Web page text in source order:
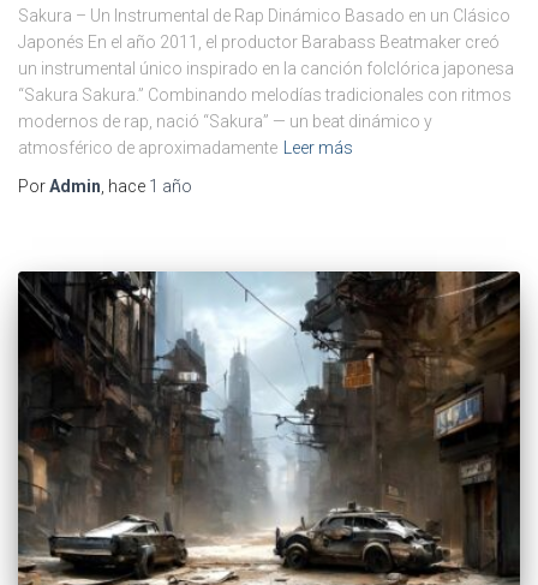
Sakura – Un Instrumental de Rap Dinámico Basado en un Clásico
Japonés En el año 2011, el productor Barabass Beatmaker creó
un instrumental único inspirado en la canción folclórica japonesa
“Sakura Sakura.” Combinando melodías tradicionales con ritmos
modernos de rap, nació “Sakura” — un beat dinámico y
atmosférico de aproximadamente
Leer más
PorAdmin , hace 1 año